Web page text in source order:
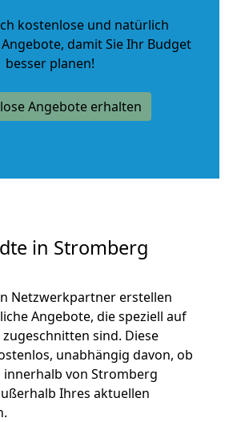
kostenlose und natürlich
, damit Sie Ihr Budget
besser planen!
Angebote erhalten
in Stromberg
Netzwerkpartner erstellen
Angebote, die speziell auf
sind. Diese
unabhängig davon, ob
innerhalb von Stromberg
Ihres aktuellen